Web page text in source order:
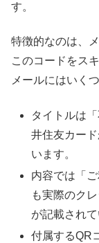
す。
特徴的なのは、
このコードをス
メールにはいく
タイトルは
井住友カー
います。
内容では「
も実際のク
が記載されて
付属するQR